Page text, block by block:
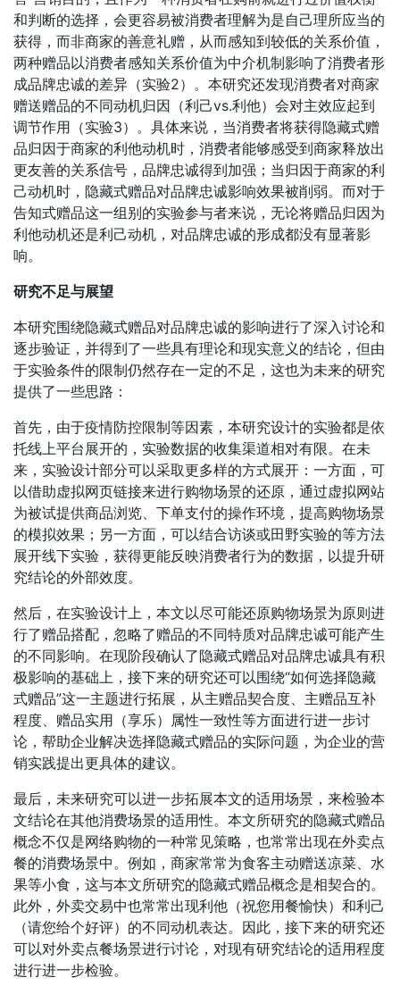
和判断的选择，会更容易被消费者理解为是自己理所应当的
获得，而非商家的善意礼赠，从而感知到较低的关系价值，
两种赠品以消费者感知关系价值为中介机制影响了消费者形
成品牌忠诚的差异（实验2）。本研究还发现消费者对商家
赠送赠品的不同动机归因（利己vs.利他）会对主效应起到
调节作用（实验3）。具体来说，当消费者将获得隐藏式赠
品归因于商家的利他动机时，消费者能够感受到商家释放出
更友善的关系信号，品牌忠诚得到加强；当归因于商家的利
己动机时，隐藏式赠品对品牌忠诚影响效果被削弱。而对于
告知式赠品这一组别的实验参与者来说，无论将赠品归因为
利他动机还是利己动机，对品牌忠诚的形成都没有显著影
响。
研究不足与展望
本研究围绕隐藏式赠品对品牌忠诚的影响进行了深入讨论和
逐步验证，并得到了一些具有理论和现实意义的结论，但由
于实验条件的限制仍然存在一定的不足，这也为未来的研究
提供了一些思路：
首先，由于疫情防控限制等因素，本研究设计的实验都是依
托线上平台展开的，实验数据的收集渠道相对有限。在未
来，实验设计部分可以采取更多样的方式展开：一方面，可
以借助虚拟网页链接来进行购物场景的还原，通过虚拟网站
为被试提供商品浏览、下单支付的操作环境，提高购物场景
的模拟效果；另一方面，可以结合访谈或田野实验的等方法
展开线下实验，获得更能反映消费者行为的数据，以提升研
究结论的外部效度。
然后，在实验设计上，本文以尽可能还原购物场景为原则进
行了赠品搭配，忽略了赠品的不同特质对品牌忠诚可能产生
的不同影响。在现阶段确认了隐藏式赠品对品牌忠诚具有积
极影响的基础上，接下来的研究还可以围绕“如何选择隐藏
式赠品”这一主题进行拓展，从主赠品契合度、主赠品互补
程度、赠品实用（享乐）属性一致性等方面进行进一步讨
论，帮助企业解决选择隐藏式赠品的实际问题，为企业的营
销实践提出更具体的建议。
最后，未来研究可以进一步拓展本文的适用场景，来检验本
文结论在其他消费场景的适用性。本文所研究的隐藏式赠品
概念不仅是网络购物的一种常见策略，也常常出现在外卖点
餐的消费场景中。例如，商家常常为食客主动赠送凉菜、水
果等小食，这与本文所研究的隐藏式赠品概念是相契合的。
此外，外卖交易中也常常出现利他（祝您用餐愉快）和利己
（请您给个好评）的不同动机表达。因此，接下来的研究还
可以对外卖点餐场景进行讨论，对现有研究结论的适用程度
进行进一步检验。